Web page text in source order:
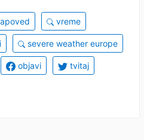
vreme
severe weather europe
objavi tvitaj